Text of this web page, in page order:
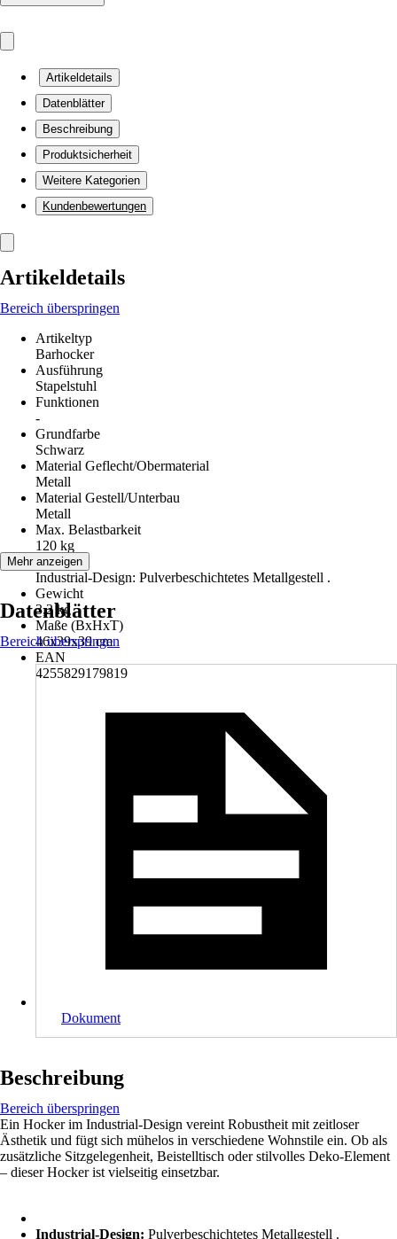
Artikeldetails
Datenblätter
Beschreibung
Produktsicherheit
Weitere Kategorien
Kundenbewertungen
Artikeldetails
Bereich überspringen
Artikeltyp
Barhocker
Ausführung
Stapelstuhl
Funktionen
-
Grundfarbe
Schwarz
Material Geflecht/Obermaterial
Metall
Material Gestell/Unterbau
Metall
Max. Belastbarkeit
120 kg
Hinweis
Industrial-Design: Pulverbeschichtetes Metallgestell .
Gewicht
3,2 kg
Maße (BxHxT)
46x39x39 cm
EAN
4255829179819
Mehr anzeigen
Datenblätter
Bereich überspringen
Dokument
Beschreibung
Bereich überspringen
Ein Hocker im Industrial-Design vereint Robustheit mit zeitloser
Ästhetik und fügt sich mühelos in verschiedene Wohnstile ein. Ob als
zusätzliche Sitzgelegenheit, Beistelltisch oder stilvolles Deko-Element
– dieser Hocker ist vielseitig einsetzbar.
Industrial-Design: Pulverbeschichtetes Metallgestell .